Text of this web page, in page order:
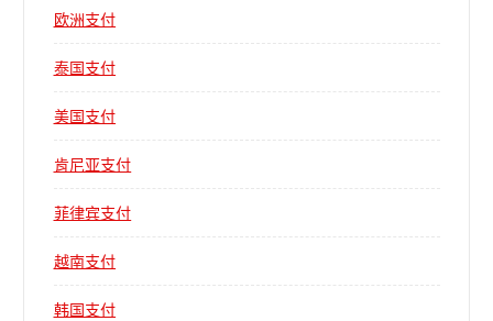
欧洲支付
泰国支付
美国支付
肯尼亚支付
菲律宾支付
越南支付
韩国支付